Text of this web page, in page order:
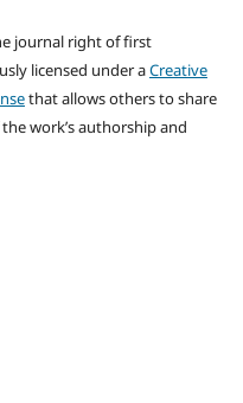
journal right of first
licensed under aCreative
that allows others to share
work’s authorship and